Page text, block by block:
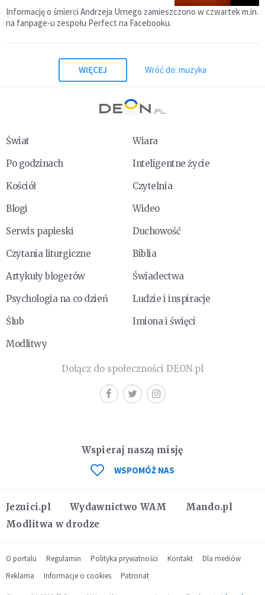
Informację o śmierci Andrzeja Urnego zamieszczono w czwartek m.in.
na fanpage-u zespołu Perfect na Facebooku.
WIĘCEJ Wróć do: muzyka
Świat
Wiara
Po godzinach
Inteligentne życie
Kościół
Czytelnia
Blogi
Wideo
Serwis papieski
Duchowość
Czytania liturgiczne
Biblia
Artykuły blogerów
Świadectwa
Psychologia na co dzień
Ludzie i inspiracje
Ślub
Imiona i święci
Modlitwy
Dołącz do społeczności DEON.pl
Jezuici.pl Wydawnictwo WAM
Mando.pl
Modlitwa w drodze
Wspieraj naszą misję
WSPOMÓŻ NAS
O portalu Regulamin Polityka prywatności Kontakt
Dla mediów
Reklama
Informacje o cookies Patronat